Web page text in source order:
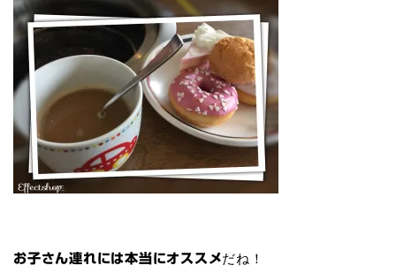
お子さん連れには本当にオススメだね！